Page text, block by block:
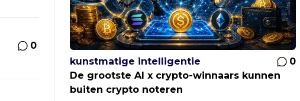
0
kunstmatige intelligentie
0
De grootste AI x crypto-winnaars kunnen
buiten crypto noteren